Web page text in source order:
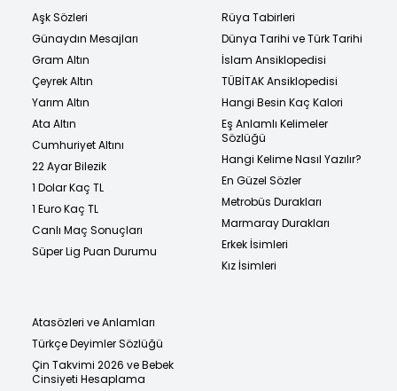
Aşk Sözleri
Günaydın Mesajları
Gram Altın
Çeyrek Altın
Yarım Altın
Ata Altın
Cumhuriyet Altını
22 Ayar Bilezik
1 Dolar Kaç TL
1 Euro Kaç TL
Canlı Maç Sonuçları
Süper Lig Puan Durumu
Rüya Tabirleri
Dünya Tarihi ve Türk Tarihi
İslam Ansiklopedisi
TÜBİTAK Ansiklopedisi
Hangi Besin Kaç Kalori
Eş Anlamlı Kelimeler
Sözlüğü
Hangi Kelime Nasıl Yazılır?
En Güzel Sözler
Metrobüs Durakları
Marmaray Durakları
Erkek İsimleri
Kız İsimleri
Atasözleri ve Anlamları
Türkçe Deyimler Sözlüğü
Çin Takvimi 2026 ve Bebek
Cinsiyeti Hesaplama